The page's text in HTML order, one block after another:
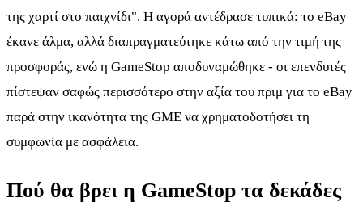
της χαρτί στο παιχνίδι". Η αγορά αντέδρασε τυπικά: το eBay
έκανε άλμα, αλλά διαπραγματεύτηκε κάτω από την τιμή της
προσφοράς, ενώ η GameStop αποδυναμώθηκε - οι επενδυτές
πίστεψαν σαφώς περισσότερο στην αξία του πριμ για το eBay
παρά στην ικανότητα της GME να χρηματοδοτήσει τη
συμφωνία με ασφάλεια.
Πού θα βρει η GameStop τα δεκάδες